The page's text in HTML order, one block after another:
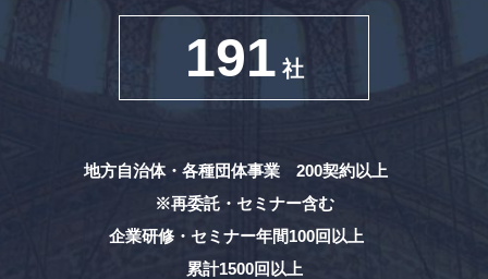
191 社
地方自治体・各種団体事業 200契約以上
※再委託・セミナー含む
企業研修・セミナー年間100回以上
累計1500回以上